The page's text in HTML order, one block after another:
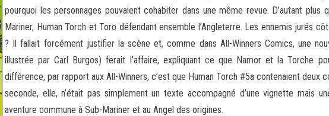
pourquoi les personnages pouvaient cohabiter dans une même revue. D’autant plus
Mariner, Human Torch et Toro défendant ensemble l’Angleterre. Les ennemis jurés
? Il fallait forcément justifier la scène et, comme dans All-Winners Comics, une
illustrée par Carl Burgos) ferait l’affaire, expliquant ce que Namor et la Torche
différence, par rapport aux All-Winners, c’est que Human Torch #5a contenaient deux
seconde, elle, n’était pas simplement un texte accompagné d’une vignette mais
aventure commune à Sub-Mariner et au Angel des origines.